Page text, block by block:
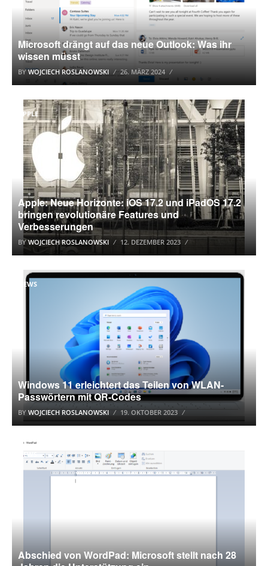
Microsoft drängt auf das neue Outlook: Was ihr
wissen müsst
BYWOJCIECH ROSLANOWSKI 26. MÄRZ 2024
APPLE
Apple: Neue Horizonte: iOS 17.2 und iPadOS 17.2
bringen revolutionäre Features und
Verbesserungen
BYWOJCIECH ROSLANOWSKI 12. DEZEMBER 2023
NEWS
Windows 11 erleichtert das Teilen von WLAN-
Passwörtern mit QR-Codes
BY WOJCIECH ROSLANOWSKI 19. OKTOBER 2023
NEWS
Abschied von WordPad: Microsoft stellt nach 28